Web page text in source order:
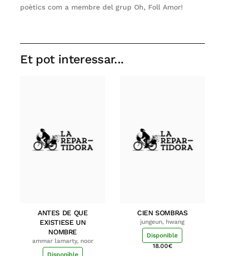
poètics com a membre del grup Oh, Foll Amor!
Et pot interessar...
ANTES DE QUE
EXISTIESE UN
NOMBRE
ammar lamarty, noor
Disponible
CIEN SOMBRAS
jungeun, hwang
Disponible
18.00€